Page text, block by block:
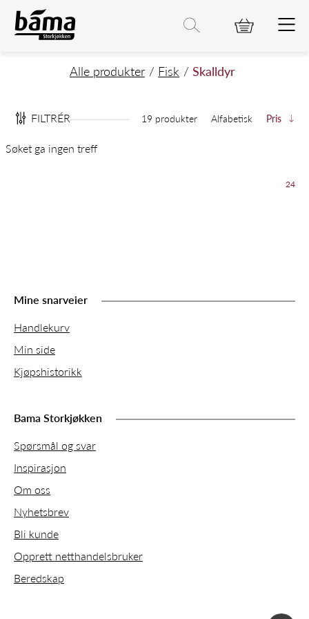
Skalldyr
Hovedinnhold
Hovedmeny
HovedmenyAlle produkter Fisk Skalldyr
FILTRÉR 19 produkter Alfabetisk Pris
Søket ga ingen treff
24
Mine snarveier
Handlekurv
Min side
Kjøpshistorikk
Bama Storkjøkken
Spørsmål og svar
Inspirasjon
Om oss
Nyhetsbrev
Bli kunde
Opprett netthandelsbruker
Beredskap